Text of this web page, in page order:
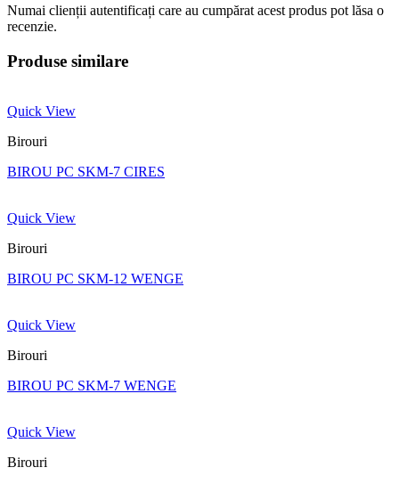
Numai clienții autentificați care au cumpărat acest produs pot lăsa o
recenzie.
Produse similare
Quick View
Birouri
BIROU PC SKM-7 CIRES
Quick View
Birouri
BIROU PC SKM-12 WENGE
Quick View
Birouri
BIROU PC SKM-7 WENGE
Quick View
Birouri